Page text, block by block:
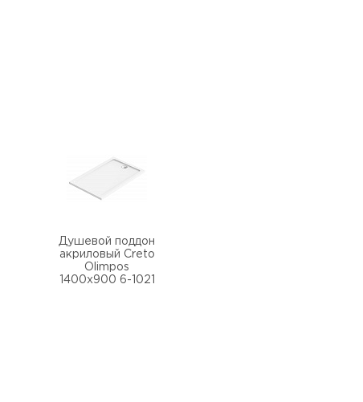
Душевой поддон
акриловый Creto
Olimpos
1400х900 6-1021